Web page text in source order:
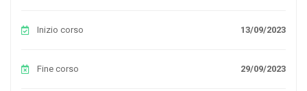
Inizio corso 13/09/2023
Fine corso 29/09/2023